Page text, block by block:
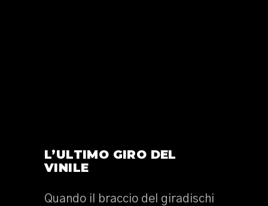
L’ULTIMO GIRO DEL
VINILE
Quando il braccio del giradischi